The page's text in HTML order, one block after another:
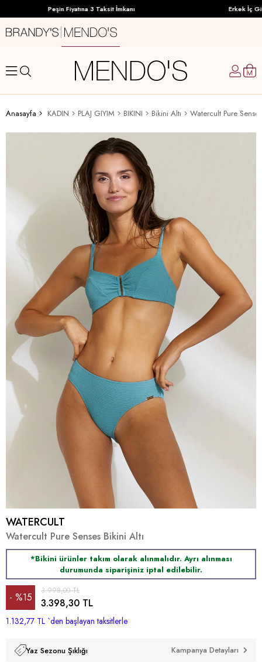
Peşin Fiyatına 3 Taksit İmkanı Erkek İç
Anasayfa KADIN PLAJ GIYIM BIKINI Bikini Altı Watercult Pure
WATERCULT
Watercult Pure Senses Bikini Altı
*Bikini ürünler takım olarak alınmalıdır. Ayrı alınması
durumunda siparişiniz iptal edilebilir.
%15
İndirim
3.998,00 TL
3.398,30 TL
1.132,77 TL `den başlayan taksitlerle
Yaz Sezonu Şıklığı Kampanya Detayları